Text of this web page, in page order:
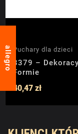
Puchary dla dzieci
8379 –
Formie
40,47 zł
allegro